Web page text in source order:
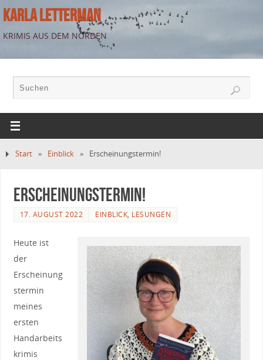
KARLA LETTERMAN
KRIMIS AUS DEM NORDEN
Start » Einblick » Erscheinungstermin!
Erscheinungstermin!
17. AUGUST 2022 EINBLICK, LESUNGEN
Heute ist
der
Erscheinung
stermin
meines
ersten
Handarbeits
krimis